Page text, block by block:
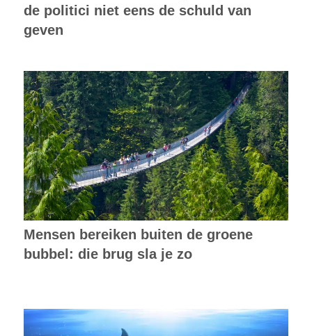
de politici niet eens de schuld van
geven
Mensen bereiken buiten de groene
bubbel: die brug sla je zo